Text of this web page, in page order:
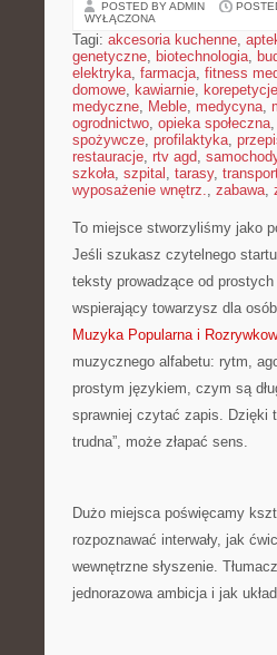
POSTED BY ADMIN
WYŁĄCZONA
Tagi: akcesoria kuchenne,
genetyczne, biotechnologia,
elektryka, farmacja, fitness
domowe, kawiarnie, korepetycje
medyczne, Meble, medycyna,
ogrodnictwo, opieka społeczna,
spożywcze, profilaktyka,
restauracje, rtv agd,
szkoła, szpital , tarasy,
wyposażenie wnętrz., zabawa,
To miejsce stworzyliśmy jako
Jeśli szukasz czytelnego
teksty prowadzące od
wspierający towarzysz dla
Muzyka Popularna i
muzycznego alfabetu: rytm,
prostym językiem, czym są
sprawniej czytać zapis. Dzięki
trudna”, może złapać sens.
Dużo miejsca poświęcamy
rozpoznawać interwały, jak
wewnętrzne słyszenie.
jednorazowa ambicja i jak